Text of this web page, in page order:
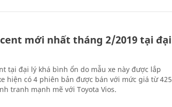
mới nhất tháng 2/2019 tại đại
tại đại lý khá bình ổn do mẫu xe này được lắp
hiện có 4 phiên bản được bán với mức giá từ 425
tranh mạnh mẽ với Toyota Vios.